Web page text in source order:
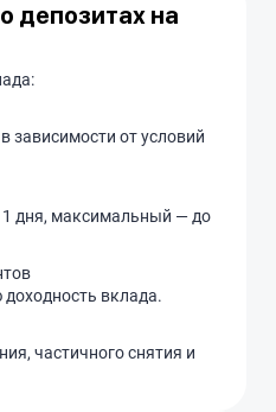
депозитах на
зависимости от условий
дня, максимальный — до
вклада.
частичного снятия и